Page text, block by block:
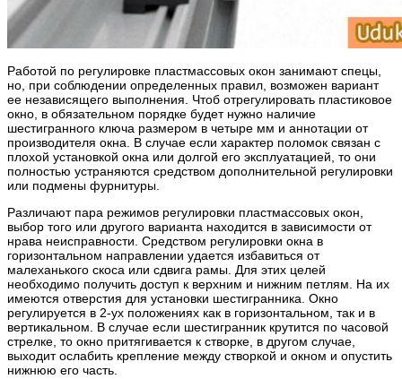
Работой по регулировке пластмассовых окон занимают спецы,
но, при соблюдении определенных правил, возможен вариант
ее независящего выполнения. Чтоб отрегулировать пластиковое
окно, в обязательном порядке будет нужно наличие
шестигранного ключа размером в четыре мм и аннотации от
производителя окна. В случае если характер поломок связан с
плохой установкой окна или долгой его эксплуатацией, то они
полностью устраняются средством дополнительной регулировки
или подмены фурнитуры.
Различают пара режимов регулировки пластмассовых окон,
выбор того или другого варианта находится в зависимости от
нрава неисправности. Средством регулировки окна в
горизонтальном направлении удается избавиться от
малеханького скоса или сдвига рамы. Для этих целей
необходимо получить доступ к верхним и нижним петлям. На их
имеются отверстия для установки шестигранника. Окно
регулируется в 2-ух положениях как в горизонтальном, так и в
вертикальном. В случае если шестигранник крутится по часовой
стрелке, то окно притягивается к створке, в другом случае,
выходит ослабить крепление между створкой и окном и опустить
нижнюю его часть.